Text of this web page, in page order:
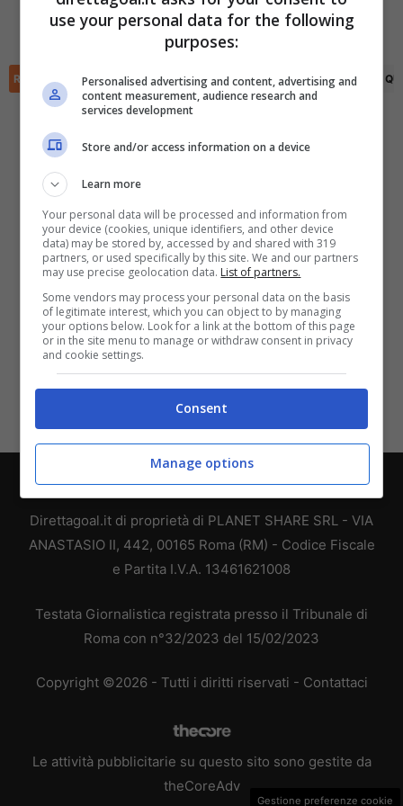
Ronaldo Monteiro
(65')
Jhoni (90+6')
Ronald Cuellar (69')
RIEPILOGO STATISTICHE PRONOSTICI FORMAZIONI CLASSIFICA
Chi siamo-Redazione-Privacy Policy-Disclaimer
Direttagoal.it di proprietà di PLANET SHARE SRL - VIA
ANASTASIO II, 442, 00165 Roma (RM) - Codice Fiscale
e Partita I.V.A. 13461621008
Testata Giornalistica registrata presso il Tribunale di
Roma con n°32/2023 del 15/02/2023
Copyright ©2026 - Tutti i diritti riservati - Contattaci
Le attività pubblicitarie su questo sito sono gestite da
theCoreAdv
Scarica DirettaGoal!
Con i pronostici dei migliori Tipster!
Scarica su Google Play
Gestione preferenze cookie
use your personal data for the following
purposes:
Personalised advertising and content, advertising and
content measurement, audience research and
services development
Store and/or access information on a device
Learn more
Your personal data will be processed and information from
your device (cookies, unique identifiers, and other device
data) may be stored by, accessed by and shared with 319
partners, or used specifically by this site. We and our partners
may use precise geolocation data. List of partners.
Some vendors may process your personal data on the basis
of legitimate interest, which you can object to by managing
your options below. Look for a link at the bottom of this page
or in the site menu to manage or withdraw consent in privacy
and cookie settings.
Consent
Manage options